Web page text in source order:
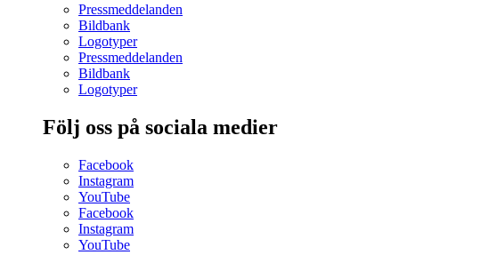
Pressmeddelanden
Bildbank
Logotyper
Pressmeddelanden
Bildbank
Logotyper
Följ oss på sociala medier
Facebook
Instagram
YouTube
Facebook
Instagram
YouTube